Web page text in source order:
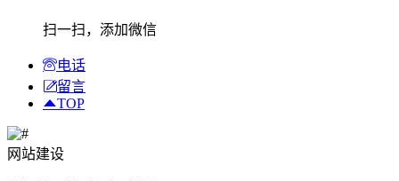
扫一扫，添加微信
电话
留言
TOP
网站建设